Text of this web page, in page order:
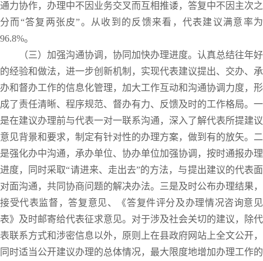
通力协作，办理中不因业务交叉而互相推诿，答复中不因主次之
分而“答复两张皮”。从收到的反馈来看，代表建议满意率为
96.8%。
（三）加强沟通协调，协同加快办理进度。认真总结往年好
的经验和做法，进一步创新机制，实现代表建议提出、交办、承
办和督办工作的信息化管理，加大工作互动和沟通协调力度，形
成了责任清晰、程序规范、督办有力、反馈及时的工作格局。一
是在建议办理前与代表一对一联系沟通，深入了解代表所提建议
意见背景和要求，制定有针对性的办理方案，做到有的放矢。二
是强化办中沟通，承办单位、协办单位加强协调，按时通报办理
进度，同时采取“请进来、走出去”的方法，与提出建议的代表面
对面沟通，共同协商问题的解决办法。三是及时公布办理结果，
接受代表监督，答复意见、《答复件评分及办理情况咨询意见
表》及时邮寄给代表征求意见。对于涉及社会关切的建议，除代
表联系方式和涉密信息以外，原则上在县政府网站上全文公开，
同时适当公开建议办理的总体情况，最大限度地增加办理工作的